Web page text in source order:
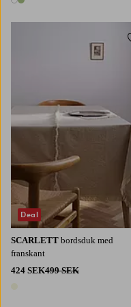
2 färger
SCARLETT bordsduk med
franskant
424 SEK499 SEK
Deal